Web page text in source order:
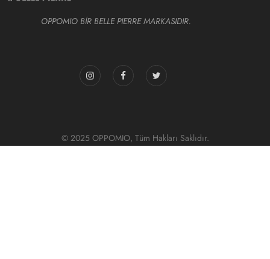
OPPOMIO BİR BELLE PIERRE MARKASIDIR.
© 2025 OPPOMIO, Tüm Hakları Saklıdır.